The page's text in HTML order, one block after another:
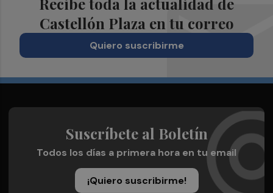
Castellón Plaza en tu correo
Quiero suscribirme
Suscríbete al Boletín
Todos los días a primera hora en tu email
¡Quiero suscribirme!